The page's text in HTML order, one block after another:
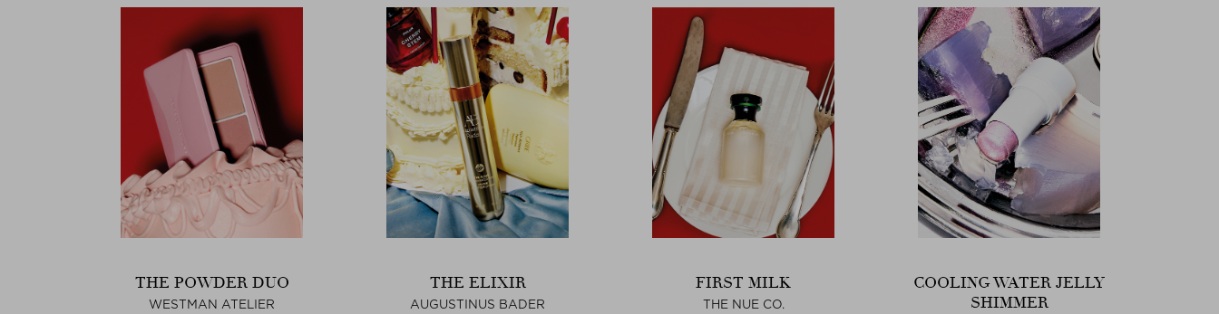
THE POWDER DUO
WESTMAN ATELIER
THE ELIXIR
AUGUSTINUS BADER
FIRST MILK
THE NUE CO.
COOLING WATER JELLY
SHIMMER